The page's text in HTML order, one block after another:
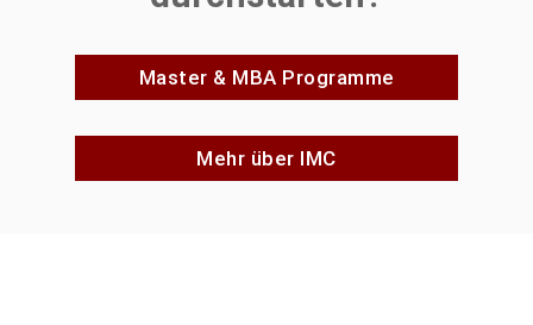
Master & MBA Programme
Mehr über IMC